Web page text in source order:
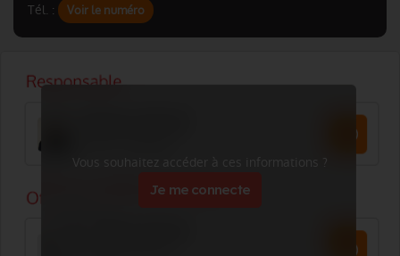
Tél. : Voir le numéro
Vous souhaitez accéder à ces informations ?
Je me connecte